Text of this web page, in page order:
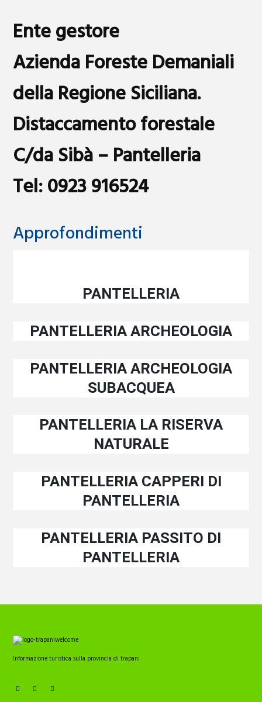
Ente gestore
Azienda Foreste Demaniali
della Regione Siciliana.
Distaccamento forestale
C/da Sibà – Pantelleria
Tel: 0923 916524
Approfondimenti
PANTELLERIA
PANTELLERIA ARCHEOLOGIA
PANTELLERIA ARCHEOLOGIA
SUBACQUEA
PANTELLERIA LA RISERVA
NATURALE
PANTELLERIA CAPPERI DI
PANTELLERIA
PANTELLERIA PASSITO DI
PANTELLERIA
Informazione turistica sulla provincia di trapani